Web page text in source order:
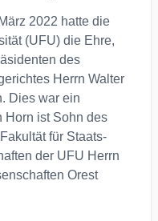
2022 hatte die
(UFU) die Ehre,
des
Herrn Walter
Dies war ein
Horn ist Sohn des
für Staats-
der UFU Herrn
Orest